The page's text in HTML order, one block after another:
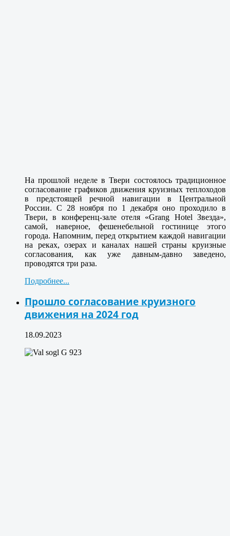
На прошлой неделе в Твери состоялось традиционное
согласование графиков движения круизных теплоходов
в предстоящей речной навигации в Центральной
России. С 28 ноября по 1 декабря оно проходило в
Твери, в конференц-зале отеля «Grang Hotel Звезда»,
самой, наверное, фешенебельной гостинице этого
города. Напомним, перед открытием каждой навигации
на реках, озерах и каналах нашей страны круизные
согласования, как уже давным-давно заведено,
проводятся три раза.
Подробнее...
Прошло согласование круизного
движения на 2024 год
18.09.2023